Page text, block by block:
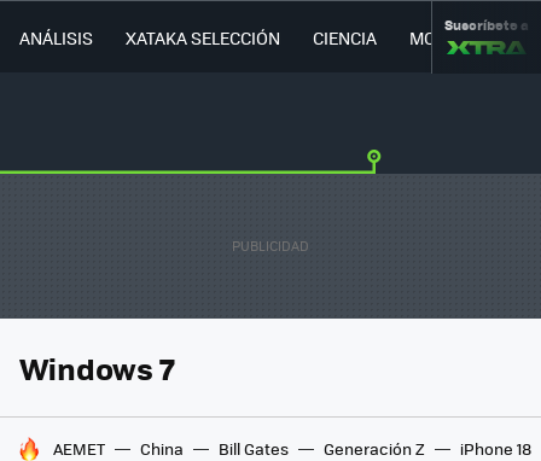
ANÁLISIS XATAKA SELECCIÓN CIENCIA MOVILIDAD
Suscríbete a
Windows 7
HOY SE HABLA DE
AEMET China Bill Gates Generación Z iPhone 18